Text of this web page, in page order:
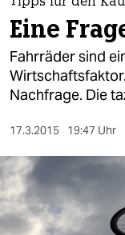
politik
öko
gesellschaft
sport
berlin
Eine
Fahrräder sind
Nachfrage. Die
17.3.2015 19:47 Uhr